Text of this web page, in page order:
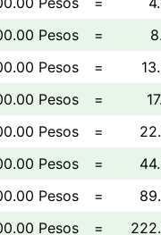
Pesos
=
Pesos
=
Pesos
=
Pesos
=
Pesos
=
Pesos
=
Pesos
=